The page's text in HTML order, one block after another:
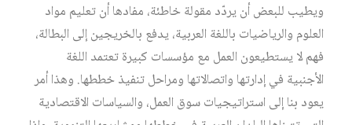
ويطيب للبعض أن يردّد مقولة خاطئة، مفادها أن تعليم مواد
العلوم والرياضيات باللغة العربية، يدفع بالخريجين إلى البطالة،
فهم لا يستطيعون العمل مع مؤسسات كبيرة تعتمد اللغة
الأجنبية في إدارتها واتصالاتها ومراحل تنفيذ خططها. وهذا أمر
يعود بنا إلى استراتيجيات سوق العمل، والسياسات الاقتصادية